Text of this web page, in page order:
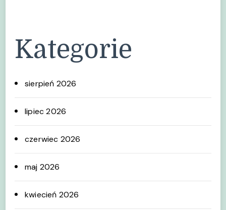
Kategorie
sierpień 2026
lipiec 2026
czerwiec 2026
maj 2026
kwiecień 2026